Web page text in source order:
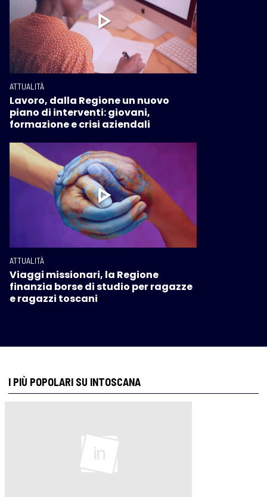
ATTUALITÀ
Lavoro, dalla Regione un nuovo
piano di interventi: giovani,
formazione e crisi aziendali
ATTUALITÀ
Viaggi missionari, la Regione
finanzia borse di studio per ragazze
e ragazzi toscani
I PIÙ POPOLARI SU INTOSCANA